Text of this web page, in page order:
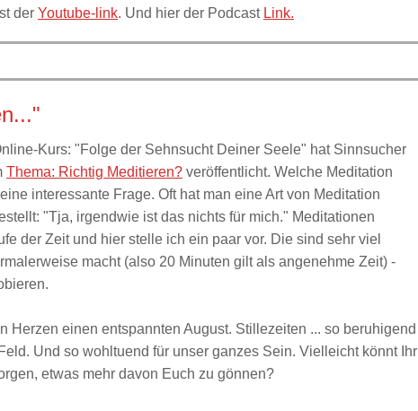
der Youtube-link. Und hier der Podcast Link.
Kurs: "Folge der Sehnsucht Deiner Seele" hat Sinnsucher
Thema: Richtig Meditieren? veröffentlicht. Welche Meditation
interessante Frage. Oft hat man eine Art von Meditation
"Tja, irgendwie ist das nichts für mich." Meditationen
der Zeit und hier stelle ich ein paar vor. Die sind sehr viel
macht (also 20 Minuten gilt als angenehme Zeit) -
Herzen einen entspannten August. Stillezeiten ... so beruhigend
Und so wohltuend für unser ganzes Sein. Vielleicht könnt Ihr
etwas mehr davon Euch zu gönnen?